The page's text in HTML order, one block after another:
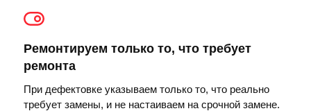
Ремонтируем только то, что требует
ремонта
При дефектовке указываем только то, что реально
требует замены, и не настаиваем на срочной замене.